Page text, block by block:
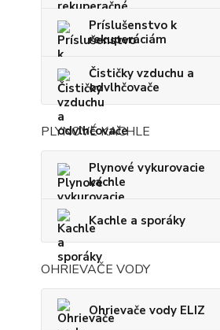
Príslušenstvo k
rekuperáciám
Čističky vzduchu a
odvlhčovače
PLYNOVÉ KACHLE
Plynové vykurovacie
kachle
Kachle a sporáky
OHRIEVAČE VODY
Ohrievače vody ELIZ